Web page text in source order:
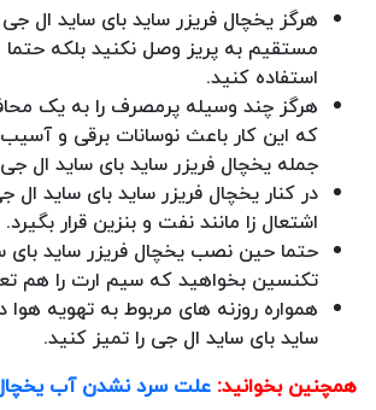
هرگز یخچال فریزر ساید بای ساید ال جی
مستقیم به پریز وصل نکنید بلکه حتما
استفاده کنید.
هرگز چند وسیله پرمصرف را به یک
که این کار باعث نوسانات برقی و
جمله یخچال فریزر ساید بای ساید ال
در کنار یخچال فریزر ساید بای ساید ال
اشتعال زا مانند نفت و بنزین قرار بگیرد.
حتما حین نصب یخچال فریزر ساید بای
تکنسین بخواهید که سیم ارت را هم
همواره روزنه های مربوط به تهویه هوا
ساید بای ساید ال جی را تمیز کنید.
همچنین بخوانید: علت سرد نشدن آب